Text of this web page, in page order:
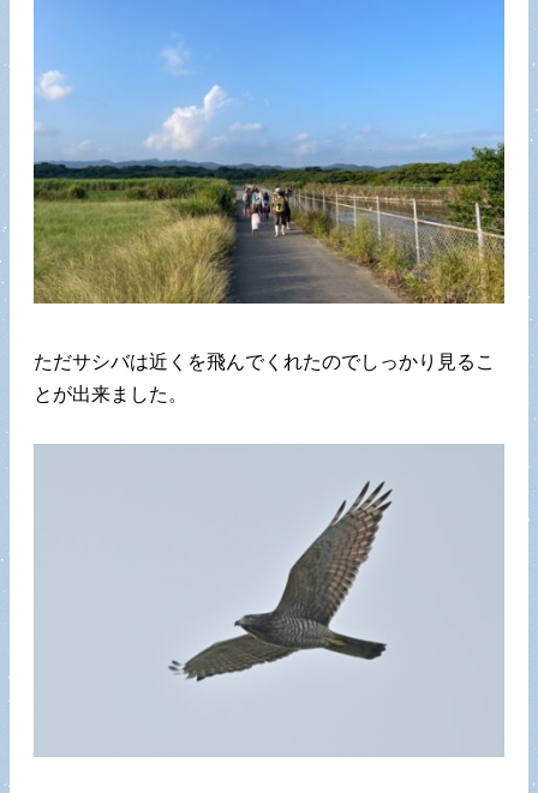
ただサシバは近くを飛んでくれたのでしっかり見るこ
とが出来ました。